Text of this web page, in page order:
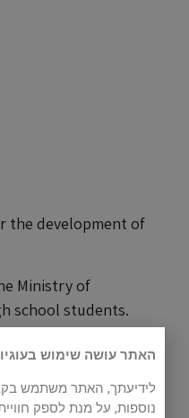
the development of
Ministry of
school students.
האתר עושה שימוש
נוספות, על מנת לספק